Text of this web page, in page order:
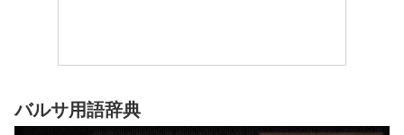
バルサ用語辞典